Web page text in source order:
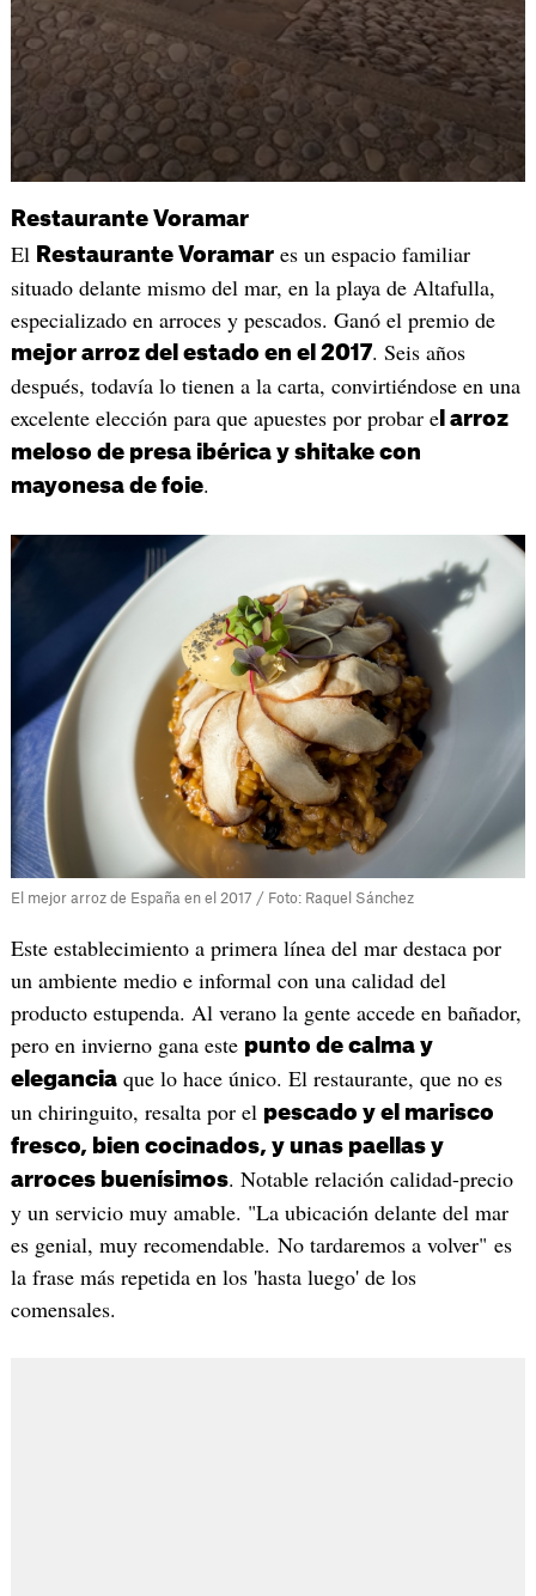
Restaurante Voramar
El Restaurante Voramares un espacio familiar
situado delante mismo del mar, en la playa de Altafulla,
especializado en arroces y pescados. Ganó el premio de
mejor arroz del estado en el 2017. Seis años
después, todavía lo tienen a la carta, convirtiéndose en una
excelente elección para que apuestes por probar el arroz
meloso de presa ibérica y shitake con
mayonesa de foie.
El mejor arroz de España en el 2017 / Foto: Raquel Sánchez
Este establecimiento a primera línea del mar destaca por
un ambiente medio e informal con una calidad del
producto estupenda. Al verano la gente accede en bañador,
pero en invierno gana este punto de calma y
eleganciaque lo hace único. El restaurante, que no es
un chiringuito, resalta por el pescado y el marisco
fresco, bien cocinados, y unas paellas y
arroces buenísimos. Notable relación calidad-precio
y un servicio muy amable. "La ubicación delante del mar
es genial, muy recomendable. No tardaremos a volver" es
la frase más repetida en los 'hasta luego' de los
comensales.